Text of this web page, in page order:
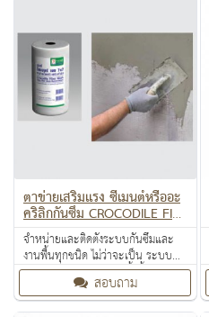
ตาข่ายเสริมแรง ซีเมนต์หรืออะ
คริลิกกันซึม CROCODILE FIBE
R MESH
จำหน่ายและติดตั้งระบบกันซึมและ
งานพื้นทุกชนิด ไม่ว่าจะเป็น ระบบ
งานกันซึม ระบบงานติดตั้งพื้น งาน
ป้องกันไฟลาม งานเคลือบปกป้องพื้น
ผิว งานเคลือบสารสะท้อนความร้อน
สอบถาม